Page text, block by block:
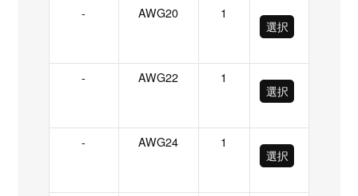
- AWG20
1
選択
- AWG22
1
選択
- AWG24
1
選択